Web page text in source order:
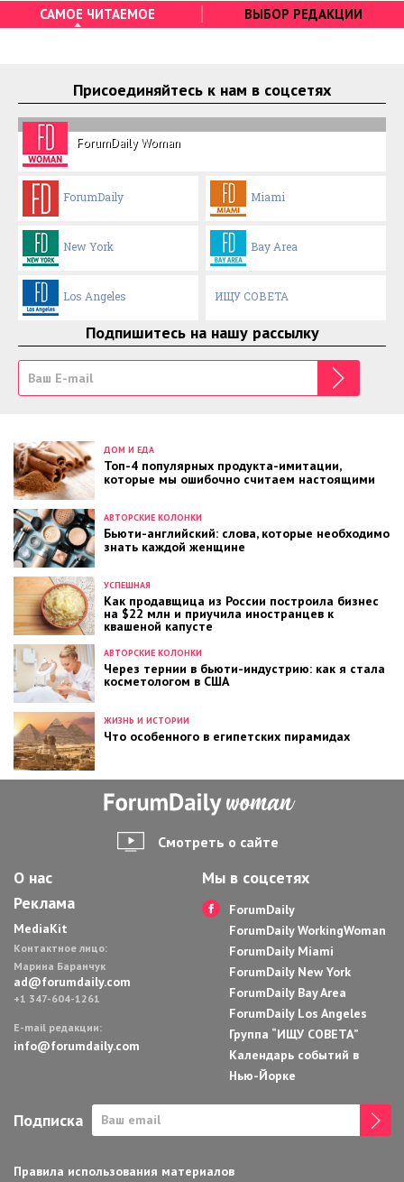
САМОЕ ЧИТАЕМОЕ ВЫБОР РЕДАКЦИИ
Присоединяйтесь к нам в соцсетях
ForumDaily Woman
ForumDaily Miami
New York Bay Area
Los Angeles ИЩУ СОВЕТА
Подпишитесь на нашу рассылку
ДОМ И ЕДА
Топ-4 популярных продукта-имитации,
которые мы ошибочно считаем настоящими
АВТОРСКИЕ КОЛОНКИ
Бьюти-английский: слова, которые необходимо
знать каждой женщине
АВТОРСКИЕ КОЛОНКИ
Через тернии в бьюти-индустрию: как я стала
косметологом в США
УСПЕШНАЯ
Как продавщица из России построила бизнес
на $22 млн и приучила иностранцев к
квашеной капусте
ЖИЗНЬ И ИСТОРИИ
Что особенного в египетских пирамидах
Смотреть о сайте
О нас
Реклама
MediaKit
Контактное лицо:
Марина Баранчук
ad@forumdaily.com
+1 347-604-1261
E-mail редакции:
info@forumdaily.com
Мы в соцсетях
ForumDaily
ForumDaily WorkingWoman
ForumDaily Miami
ForumDaily New York
ForumDaily Bay Area
ForumDaily Los Angeles
Группа “ИЩУ СОВЕТА”
Календарь событий в
Нью-Йорке
Подписка
Правила использования материалов